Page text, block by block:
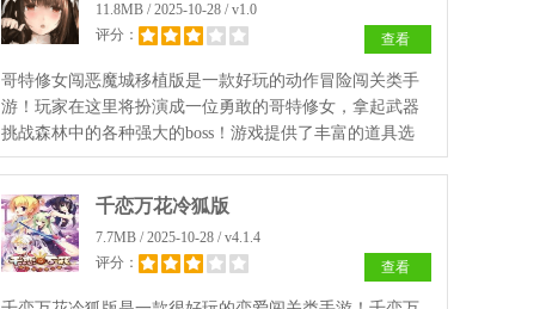
11.8MB / 2025-10-28 / v1.0
评分：
查看
哥特修女闯恶魔城移植版是一款好玩的动作冒险闯关类手
游！玩家在这里将扮演成一位勇敢的哥特修女，拿起武器
挑战森林中的各种强大的boss！游戏提供了丰富的道具选
择，快来加入这场紧张刺激的冒险之旅吧！
千恋万花冷狐版
7.7MB / 2025-10-28 / v4.1.4
评分：
查看